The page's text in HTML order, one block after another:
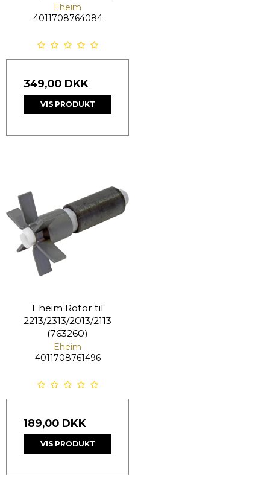
Eheim
4011708764084
349,00 DKK
VIS PRODUKT
Eheim Rotor til
2213/2313/2013/2113
(763260)
Eheim
4011708761496
189,00 DKK
VIS PRODUKT